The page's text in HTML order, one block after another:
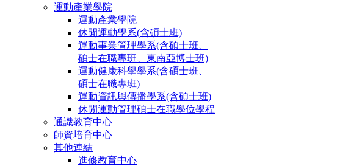
運動產業學院
運動產業學院
休閒運動學系(含碩士班)
運動事業管理學系(含碩士班、
碩士在職專班、東南亞博士班)
運動健康科學學系(含碩士班、
碩士在職專班)
運動資訊與傳播學系(含碩士班)
休閒運動管理碩士在職學位學程
通識教育中心
師資培育中心
其他連結
進修教育中心